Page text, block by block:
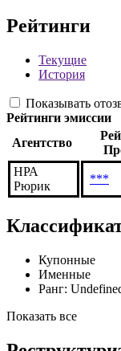
Рейтинги
Текущие
История
Показывать
Рейтинги эмиссии
Агентство
НРА
Рюрик
***
Купонные
Именные
Ранг:
Показать все